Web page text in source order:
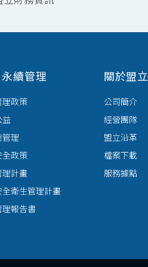
永續管理
理政策
益
理
全政策
理計畫
全衛生管理計畫
理報告書
關於盟立
公司簡介
經營團隊
盟立沿革
檔案下載
服務據點